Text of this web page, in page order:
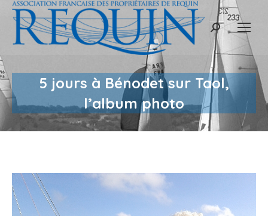
Recherche
5 jours à Bénodet sur Taol,
l’album photo